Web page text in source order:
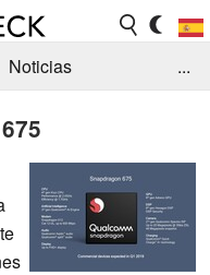
Noticias
Busca
...